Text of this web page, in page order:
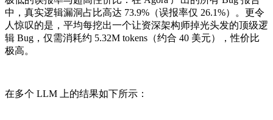
中，真实逻辑漏洞占比高达 73.9%（误报率仅 26.1%）。更令
人惊叹的是，平均每挖出一个让资深架构师掉光头发的顶级逻
辑 Bug，仅需消耗约 5.32M tokens（约合 40 美元），性价比
极高。
在多个 LLM 上的结果如下所示：